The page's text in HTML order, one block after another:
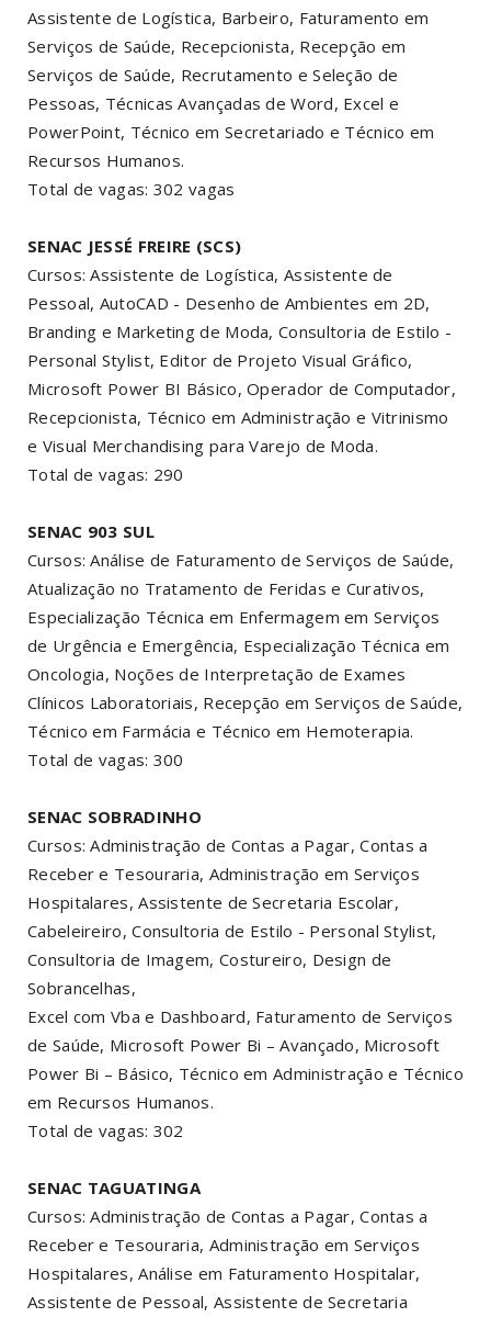
Assistente de Logística, Barbeiro, Faturamento em
Serviços de Saúde, Recepcionista, Recepção em
Serviços de Saúde, Recrutamento e Seleção de
Pessoas, Técnicas Avançadas de Word, Excel e
PowerPoint, Técnico em Secretariado e Técnico em
Recursos Humanos.
Total de vagas: 302 vagas
SENAC JESSÉ FREIRE (SCS)
Cursos: Assistente de Logística, Assistente de
Pessoal, AutoCAD - Desenho de Ambientes em 2D,
Branding e Marketing de Moda, Consultoria de Estilo -
Personal Stylist, Editor de Projeto Visual Gráfico,
Microsoft Power BI Básico, Operador de Computador,
Recepcionista, Técnico em Administração e Vitrinismo
e Visual Merchandising para Varejo de Moda.
Total de vagas: 290
SENAC 903 SUL
Cursos: Análise de Faturamento de Serviços de Saúde,
Atualização no Tratamento de Feridas e Curativos,
Especialização Técnica em Enfermagem em Serviços
de Urgência e Emergência, Especialização Técnica em
Oncologia, Noções de Interpretação de Exames
Clínicos Laboratoriais, Recepção em Serviços de Saúde,
Técnico em Farmácia e Técnico em Hemoterapia.
Total de vagas: 300
SENAC SOBRADINHO
Cursos: Administração de Contas a Pagar, Contas a
Receber e Tesouraria, Administração em Serviços
Hospitalares, Assistente de Secretaria Escolar,
Cabeleireiro, Consultoria de Estilo - Personal Stylist,
Consultoria de Imagem, Costureiro, Design de
Sobrancelhas,
Excel com Vba e Dashboard, Faturamento de Serviços
de Saúde, Microsoft Power Bi – Avançado, Microsoft
Power Bi – Básico, Técnico em Administração e Técnico
em Recursos Humanos.
Total de vagas: 302
SENAC TAGUATINGA
Cursos: Administração de Contas a Pagar, Contas a
Receber e Tesouraria, Administração em Serviços
Hospitalares, Análise em Faturamento Hospitalar,
Assistente de Pessoal, Assistente de Secretaria